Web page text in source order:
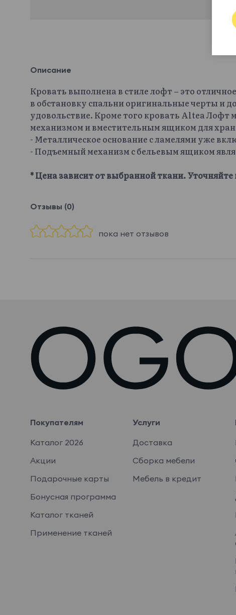
Описание
Кровать выполнена в стиле лофт – это
в обстановку спальни оригинальные черты и
удовольствие. Кроме того кровать Altea
механизмом и вместительным ящиком для
- Металлическое основание с ламелями уже
- Подъемный механизм с бельевым ящиком
* Цена зависит от выбранной ткани.
Отзывы (0)
пока нет отзывов
Покупателям
Каталог 2026
Акции
Подарочные карты
Бонусная программа
Каталог тканей
Применение тканей
Услуги
Доставка
Сборка мебели
Мебель в кредит